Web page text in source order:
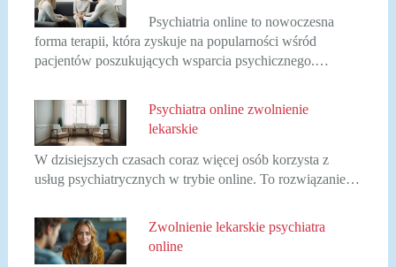
Psychiatria online to nowoczesna
forma terapii, która zyskuje na popularności wśród
pacjentów poszukujących wsparcia psychicznego.…
Psychiatra online zwolnienie
lekarskie
W dzisiejszych czasach coraz więcej osób korzysta z
usług psychiatrycznych w trybie online. To rozwiązanie…
Zwolnienie lekarskie psychiatra
online